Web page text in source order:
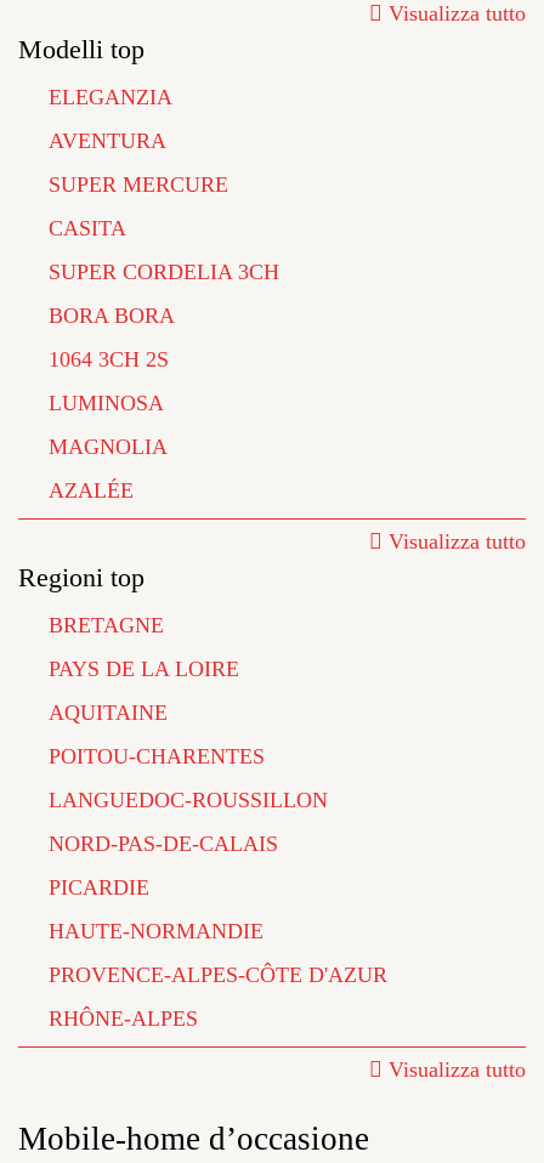
Visualizza tutto
Modelli top
ELEGANZIA
AVENTURA
SUPER MERCURE
CASITA
SUPER CORDELIA 3CH
BORA BORA
1064 3CH 2S
LUMINOSA
MAGNOLIA
AZALÉE
Visualizza tutto
Regioni top
BRETAGNE
PAYS DE LA LOIRE
AQUITAINE
POITOU-CHARENTES
LANGUEDOC-ROUSSILLON
NORD-PAS-DE-CALAIS
PICARDIE
HAUTE-NORMANDIE
PROVENCE-ALPES-CÔTE D'AZUR
RHÔNE-ALPES
Visualizza tutto
Mobile-home d’occasione